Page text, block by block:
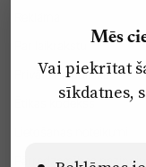
Privātuma politika
Ētikas kodekss
Pārredzamības
Mēs
Vai piekrītat
sīkdatnes,